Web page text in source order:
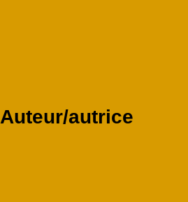
Auteur/autrice